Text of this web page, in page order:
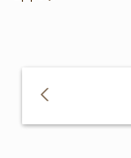
Verder
Lezen